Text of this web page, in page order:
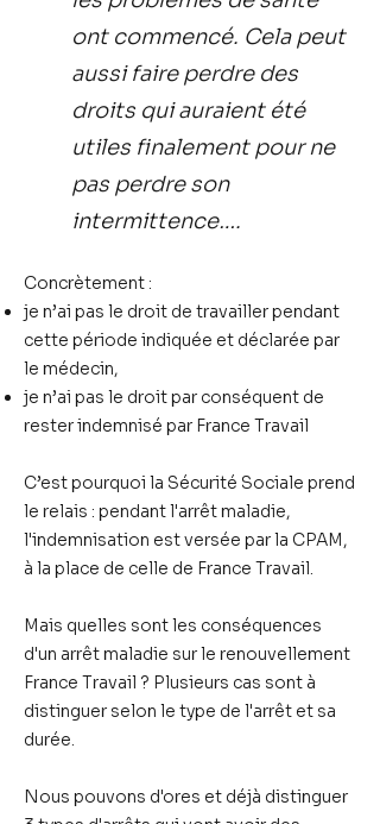
ont commencé. Cela peut
aussi faire perdre des
droits qui auraient été
utiles finalement pour ne
pas perdre son
intermittence….
Concrètement :
je n’ai pas le droit de travailler pendant
cette période indiquée et déclarée par
le médecin,
je n’ai pas le droit par conséquent de
rester indemnisé par France Travail
C’est pourquoi la Sécurité Sociale prend
le relais : pendant l'arrêt maladie,
l'indemnisation est versée par la CPAM,
à la place de celle de France Travail.
Mais quelles sont les conséquences
d'un arrêt maladie sur le renouvellement
France Travail ? Plusieurs cas sont à
distinguer selon le type de l'arrêt et sa
durée.
Nous pouvons d'ores et déjà distinguer